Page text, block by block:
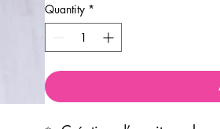
Quantity *